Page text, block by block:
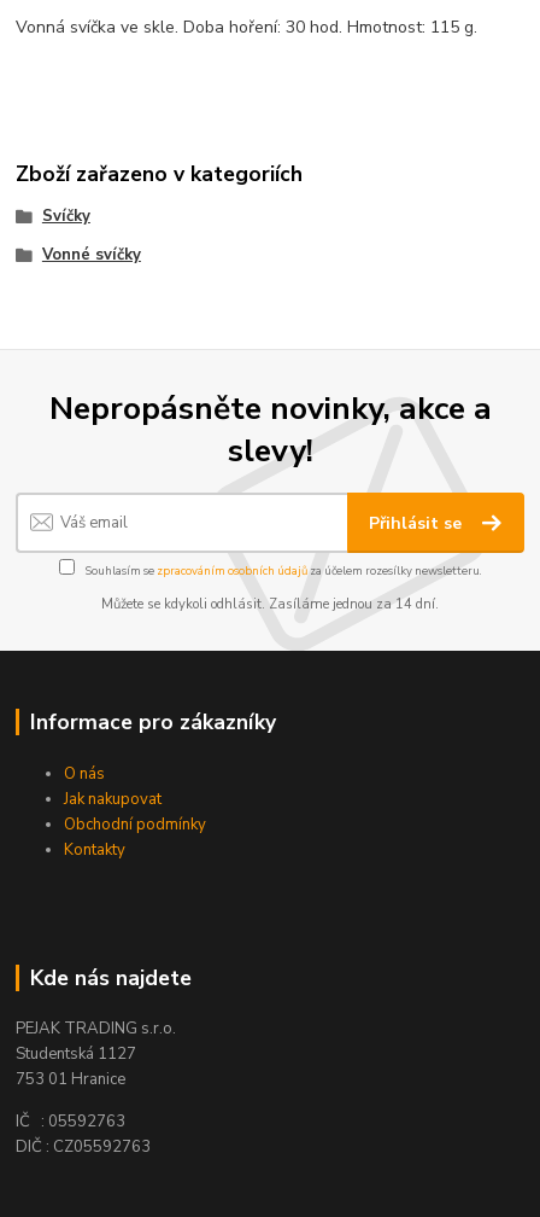
Vonná svíčka ve skle. Doba hoření: 30 hod. Hmotnost: 115 g.
Zboží zařazeno v kategoriích
Svíčky
Vonné svíčky
Nepropásněte novinky, akce a
slevy!
Přihlásit se
Souhlasím se zpracováním osobních údajůza účelem rozesílky newsletteru.
Můžete se kdykoli odhlásit. Zasíláme jednou za 14 dní.
Informace pro zákazníky
O nás
Jak nakupovat
Obchodní podmínky
Kontakty
Kde nás najdete
PEJAK TRADING s.r.o.
Studentská 1127
753 01 Hranice
IČ : 05592763
DIČ : CZ05592763